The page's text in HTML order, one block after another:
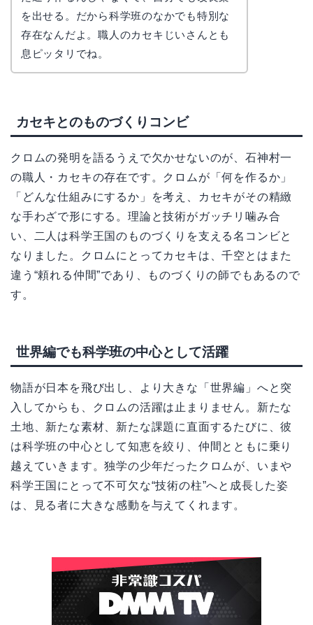
を出せる。だから科学班のなかでも特別な
存在なんだよ。職人のカセキじいさんとも
息ピッタリでね。
カセキとのものづくりコンビ
クロムの発明を語るうえで欠かせないのが、石神村一
の職人・カセキの存在です。クロムが「何を作るか」
「どんな仕組みにするか」を考え、カセキがその精緻
な手わざで形にする。理論と技術がガッチリ噛み合
い、二人は科学王国のものづくりを支える名コンビと
なりました。クロムにとってカセキは、千空とはまた
違う“頼れる仲間”であり、ものづくりの師でもあるので
す。
世界編でも科学班の中心として活躍
物語が日本を飛び出し、より大きな「世界編」へと突
入してからも、クロムの活躍は止まりません。新たな
土地、新たな素材、新たな課題に直面するたびに、彼
は科学班の中心として知恵を絞り、仲間とともに乗り
越えていきます。独学の少年だったクロムが、いまや
科学王国にとって不可欠な“技術の柱”へと成長した姿
は、見る者に大きな感動を与えてくれます。